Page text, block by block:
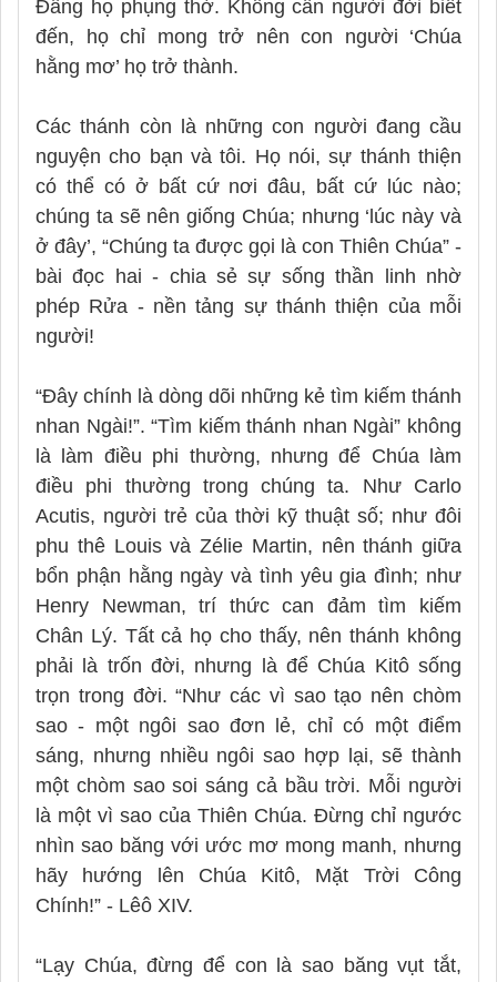
Đấng họ phụng thờ. Không cần người đời biết
đến, họ chỉ mong trở nên con người ‘Chúa
hằng mơ’ họ trở thành.
Các thánh còn là những con người đang cầu
nguyện cho bạn và tôi. Họ nói, sự thánh thiện
có thể có ở bất cứ nơi đâu, bất cứ lúc nào;
chúng ta sẽ nên giống Chúa; nhưng ‘lúc này và
ở đây’, “Chúng ta được gọi là con Thiên Chúa” -
bài đọc hai - chia sẻ sự sống thần linh nhờ
phép Rửa - nền tảng sự thánh thiện của mỗi
người!
“Đây chính là dòng dõi những kẻ tìm kiếm thánh
nhan Ngài!”. “Tìm kiếm thánh nhan Ngài” không
là làm điều phi thường, nhưng để Chúa làm
điều phi thường trong chúng ta. Như Carlo
Acutis, người trẻ của thời kỹ thuật số; như đôi
phu thê Louis và Zélie Martin, nên thánh giữa
bổn phận hằng ngày và tình yêu gia đình; như
Henry Newman, trí thức can đảm tìm kiếm
Chân Lý. Tất cả họ cho thấy, nên thánh không
phải là trốn đời, nhưng là để Chúa Kitô sống
trọn trong đời. “Như các vì sao tạo nên chòm
sao - một ngôi sao đơn lẻ, chỉ có một điểm
sáng, nhưng nhiều ngôi sao hợp lại, sẽ thành
một chòm sao soi sáng cả bầu trời. Mỗi người
là một vì sao của Thiên Chúa. Đừng chỉ ngước
nhìn sao băng với ước mơ mong manh, nhưng
hãy hướng lên Chúa Kitô, Mặt Trời Công
Chính!” - Lêô XIV.
“Lạy Chúa, đừng để con là sao băng vụt tắt,